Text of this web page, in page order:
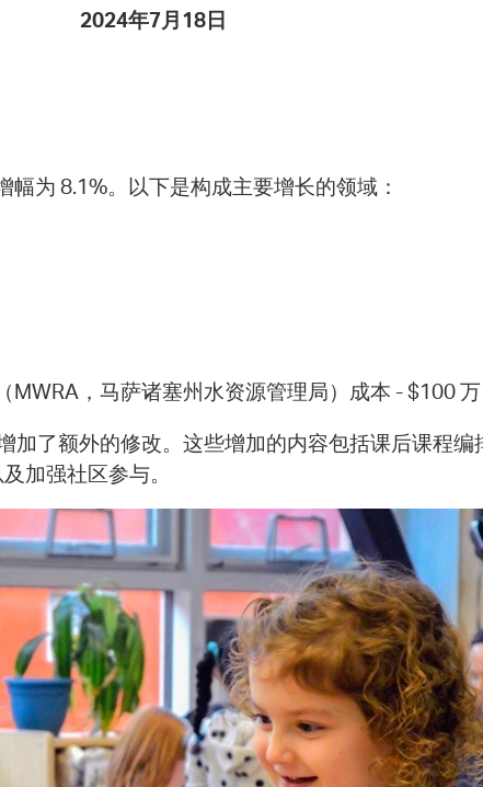
2024年7月18日
为 8.1%。以下是构成主要增长的领域：
，马萨诸塞州水资源管理局）成本 - $100 万
加了额外的修改。这些增加的内容包括课后课程
加强社区参与。